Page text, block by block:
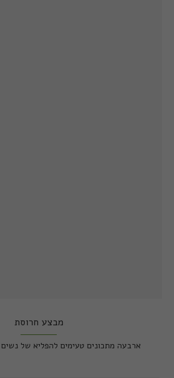
מבצע חרוסת
ארבעה מתכונים טעימים להפליא של